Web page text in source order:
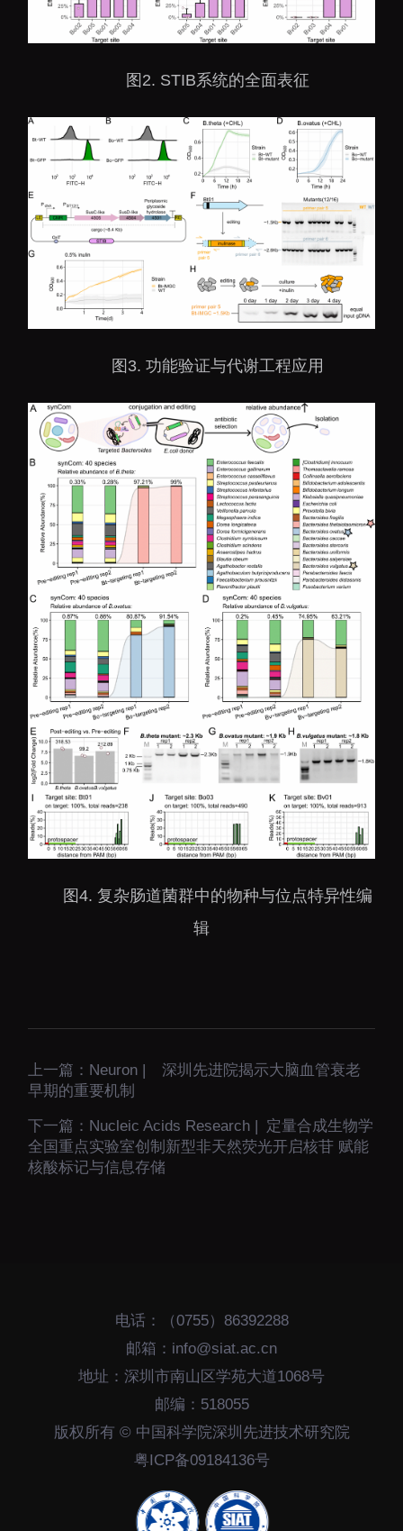
图2. STIB系统的全面表征
图3. 功能验证与代谢工程应用
图4. 复杂肠道菌群中的物种与位点特异性编
辑
上一篇： Neuron | 深圳先进院揭示大脑血管衰老
早期的重要机制
下一篇： Nucleic Acids Research | 定量合成生物学
全国重点实验室创制新型非天然荧光开启核苷 赋能
核酸标记与信息存储
电话：（0755）86392288
邮箱：info@siat.ac.cn
地址：深圳市南山区学苑大道1068号
邮编：518055
版权所有 © 中国科学院深圳先进技术研究院
粤ICP备09184136号